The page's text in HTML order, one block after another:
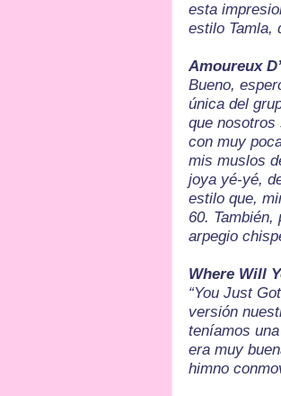
esta
estilo Tamla,
Amoureux
Bueno,
única del
que nosotros
con muy
mis muslos
joya yé-yé,
estilo que,
60.
arpegio
Where Will
“You Just
versión
teníamos
era muy
himno